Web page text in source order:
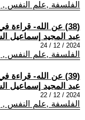
الفلسفة ,علم النفس ,
(38) عن الله- قراءة في فلسفة سبينوزا (5)
عبد المجيد إسماعيل
2024 / 12 / 24
الفلسفة ,علم النفس ,
(39) عن الله- قراءة في فلسفة سبينوزا (4)
عبد المجيد إسماعيل
2024 / 12 / 22
الفلسفة ,علم النفس ,